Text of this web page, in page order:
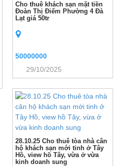
Cho thuê khách sạn mặt tiền
Đoàn Thị Điểm Phường 4 Đà
Lạt giá 50tr
50000000
29/10/2025
28.10.25 Cho thuê tòa nhà cân
hộ khách sạn mới tinh ở Tây
Hồ, view hồ Tây, vừa ở vừa
kinh doanh sung